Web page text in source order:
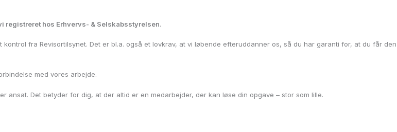
registreret hos Erhvervs- & Selskabsstyrelsen.
fra Revisortilsynet. Det er bl.a. også et lovkrav, at vi løbende efteruddanner os, så du har garanti for, at du får den
med vores arbejde.
ansat. Det betyder for dig, at der altid er en medarbejder, der kan løse din opgave – stor som lille.